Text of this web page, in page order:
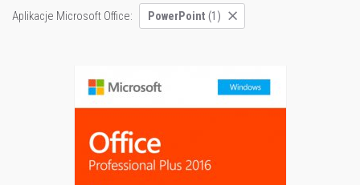
Aplikacje Microsoft Office: PowerPoint (1)